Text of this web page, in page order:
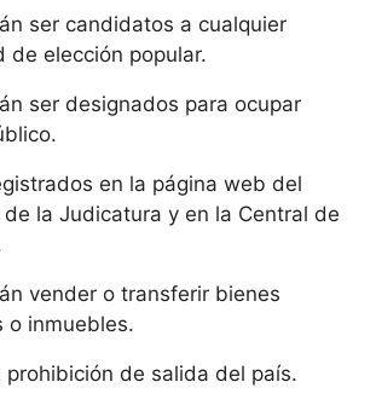
ser candidatos a cualquier
de elección popular.
ser designados para ocupar
en la página web del
de la Judicatura y en la Central de
vender o transferir bienes
o inmuebles.
prohibición de salida del país.